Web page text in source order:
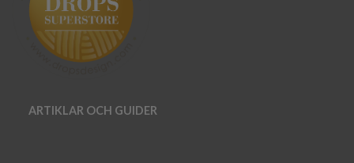
ARTIKLAR OCH GUIDER